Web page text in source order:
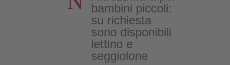
bambini piccoli:
su richiesta
sono disponibili
lettino e
seggiolone